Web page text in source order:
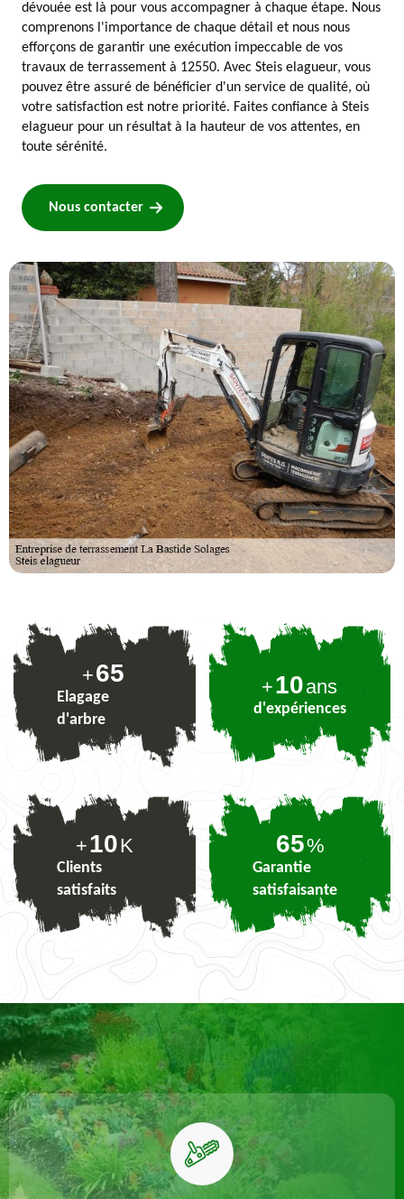
dévouée est là pour vous accompagner à chaque étape. Nous
comprenons l'importance de chaque détail et nous nous
efforçons de garantir une exécution impeccable de vos
travaux de terrassement à 12550. Avec Steis elagueur, vous
pouvez être assuré de bénéficier d'un service de qualité, où
votre satisfaction est notre priorité. Faites confiance à Steis
elagueur pour un résultat à la hauteur de vos attentes, en
toute sérénité.
Nous contacter
+80
Elagage
d'arbre
+10ans
d'expériences
+10K
Clients
satisfaits
80%
Garantie
satisfaisante